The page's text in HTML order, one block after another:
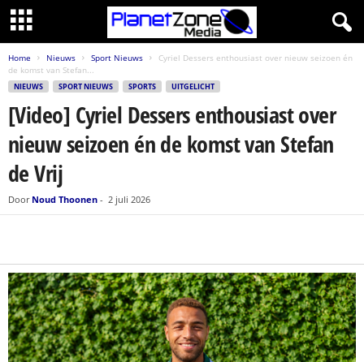
Home Nieuws Sport Nieuws
Cyriel Dessers enthousiast over nieuw seizoen én
de komst van Stefan...
NIEUWS SPORT NIEUWS SPORTS UITGELICHT
[Video] Cyriel Dessers enthousiast over
nieuw seizoen én de komst van Stefan
de Vrij
Door Noud Thoonen - 2 juli 2026